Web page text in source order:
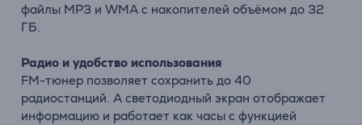
файлы MP3 и WMA с накопителей объёмом до 32
ГБ.
Радио и удобство использования
FM-тюнер позволяет сохранить до 40
радиостанций. А светодиодный экран отображает
информацию и работает как часы с функцией